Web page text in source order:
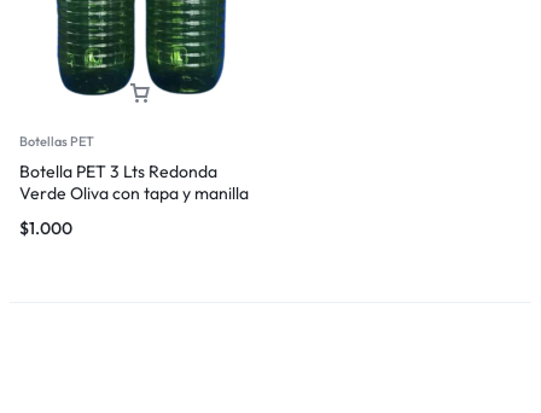
Botellas PET
Botella PET 3 Lts Redonda
Verde Oliva con tapa y manilla
$1.000